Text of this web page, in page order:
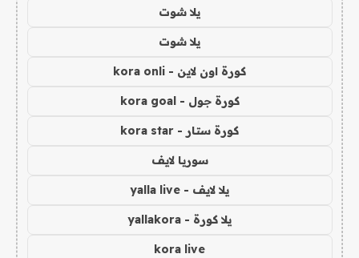
يلا شوت
يلا شوت
كورة اون لاين - kora onli
كورة جول - kora goal
كورة ستار - kora star
سوريا لايف
يلا لايف - yalla live
يلا كورة - yallakora
kora live